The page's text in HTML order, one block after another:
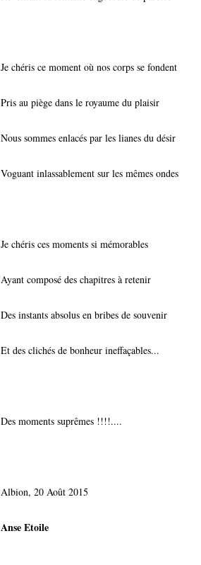
Je chéris ce moment où nos corps se fondent
Pris au piège dans le royaume du plaisir
Nous sommes enlacés par les lianes du désir
Voguant inlassablement sur les mêmes ondes
Je chéris ces moments si mémorables
Ayant composé des chapitres à retenir
Des instants absolus en bribes de souvenir
Et des clichés de bonheur ineffaçables...
Des moments suprêmes !!!!....
Albion, 20 Août 2015
Anse Etoile